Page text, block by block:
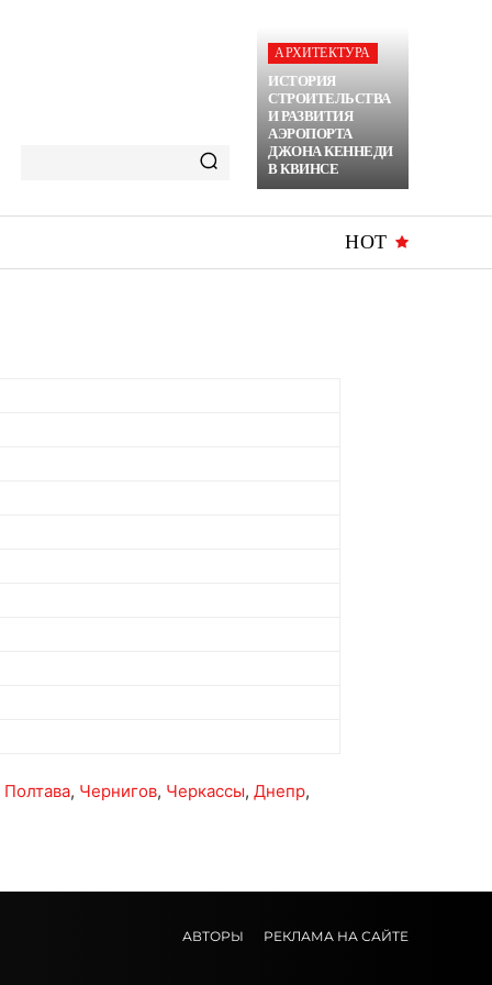
АРХИТЕКТУРА
ИСТОРИЯ
СТРОИТЕЛЬСТВА
И РАЗВИТИЯ
АЭРОПОРТА
ДЖОНА КЕННЕДИ
В КВИНСЕ
HOT
Полтава, Чернигов, Черкассы, Днепр,
АВТОРЫ РЕКЛАМА НА САЙТЕ